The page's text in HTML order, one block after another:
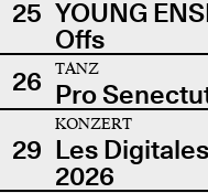
25 YOUNG
Offs
26
TANZ
Pro
29
KONZERT
Les
2026